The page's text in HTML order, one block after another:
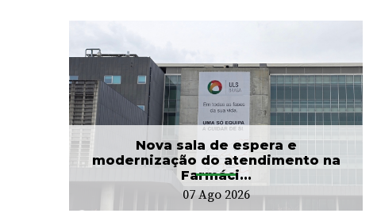
Nova sala de espera e
modernização do atendimento na
Farmáci...
07 Ago 2026
Hospitalização
Domiciliária da ULS Braga
já acompanhou mais...
24 Jul 2026